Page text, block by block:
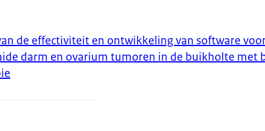
de effectiviteit en ontwikkeling van software
darm en ovarium tumoren in de buikholte met